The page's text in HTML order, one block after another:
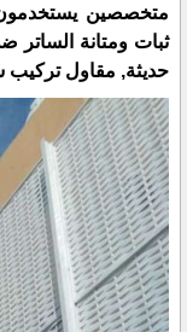
متخصصين يستخدمون
ثبات ومتانة الساتر
حديثة, مقاول تركيب